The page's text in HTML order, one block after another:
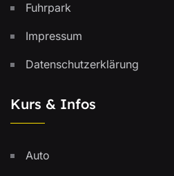
Fuhrpark
Impressum
Datenschutzerklärung
Kurs & Infos
Auto